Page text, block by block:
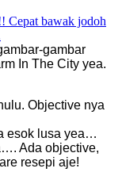
Cepat bawak jodoh
gambar
In The City yea.
Objective nya
esok lusa yea…
Ada objective,
resepi aje!